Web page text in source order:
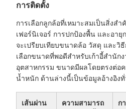
การติดตั้ง
การเลือกลูกล้อที่เหมาะสมเป็นสิ่งส
เฟอร์นิเจอร์ การปกป้องพื้น และอา
จะเปรียบเทียบขนาดล้อ วัสดุ และวิ
เลือกขนาดที่พอดีสำหรับเก้าอี้สำนัก
อุตสาหกรรม ขนาดมีผลโดยตรงต่อ
น้ำหนัก ด้านล่างนี้เป็นข้อมูลอ้างอิง
เส้นผ่าน
ความสามารถ
ก